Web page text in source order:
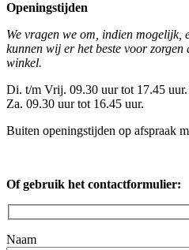
Openingstijden
We vragen we om, indien mogelijk,
kunnen wij er het beste voor
winkel.
Di. t/m Vrij. 09.30 uur tot 17.45 uur.
Za. 09.30 uur tot 16.45 uur.
Buiten openingstijden op afspraak
Of gebruik het contactformulier:
Naam